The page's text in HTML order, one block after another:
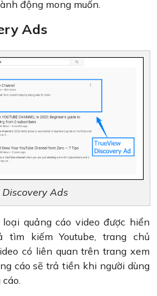
động mong muốn.
Ads
Discovery Ads
quảng cáo video được hiển
kiếm Youtube, trang chủ
có liên quan trên trang xem
cáo sẽ trả tiền khi người dùng